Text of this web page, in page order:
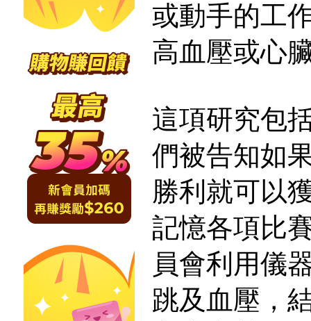
或動手的工
高血壓或心
這項研究包
們被告知如
勝利就可以
記憶各項比
員會利用儀
跳及血壓，